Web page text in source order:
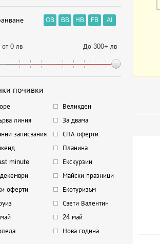
OB BB HB FB AI
от 0 лв До 300+ лв
почивки
Великден
линия
За двама
записвания
СПА оферти
Планина
minute
Екскурзии
Майски празници
оферти
Екотуризъм
Свети Валентин
24 май
Нова година